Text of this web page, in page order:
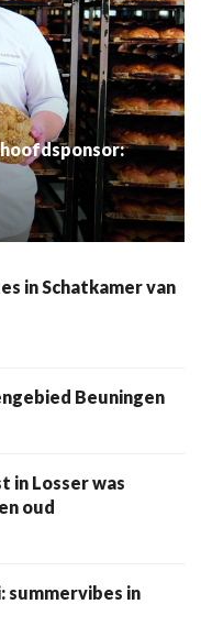
in Schatkamer van
Beuningen
in Losser was
oud
summervibes in